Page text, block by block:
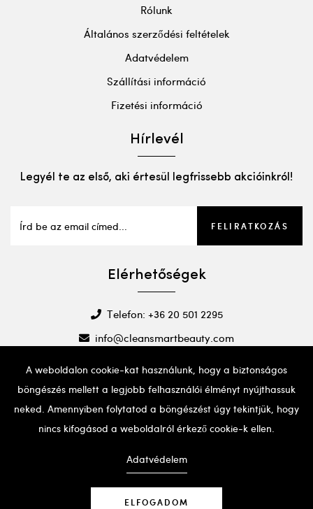
Rólunk
Általános szerződési feltételek
Adatvédelem
Szállítási információ
Fizetési információ
Hírlevél
Legyél te az első, aki értesül legfrissebb akcióinkról!
FELIRATKOZÁS
Elérhetőségek
Telefon: +36 20 501 2295
info@cleansmartbeauty.com
Ha probléma adódna a weboldal használatával, kérjük,
hívd a fent említett telefonszámot segítségért.
A weboldalon cookie-kat használunk, hogy a biztonságos
böngészés mellett a legjobb felhasználói élményt nyújthassuk
neked. Amennyiben folytatod a böngészést úgy tekintjük, hogy
nincs kifogásod a weboldalról érkező cookie-k ellen.
Adatvédelem
ELFOGADOM